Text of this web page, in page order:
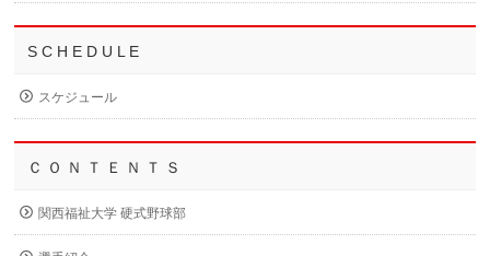
S C H E D U L E
スケジュール
Ｃ Ｏ Ｎ Ｔ Ｅ Ｎ Ｔ Ｓ
関西福祉大学 硬式野球部